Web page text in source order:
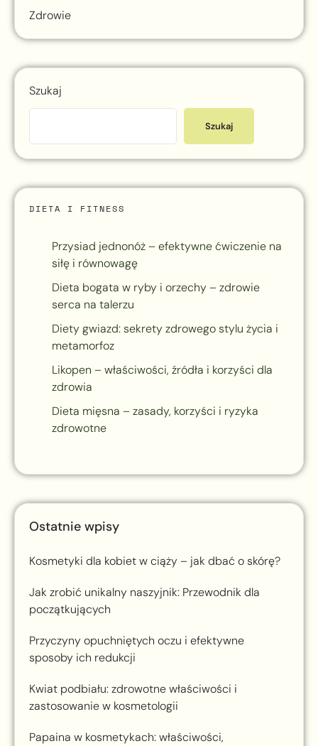
Zdrowie
Szukaj
Szukaj
DIETA I FITNESS
Przysiad jednonóż – efektywne ćwiczenie na
siłę i równowagę
Dieta bogata w ryby i orzechy – zdrowie
serca na talerzu
Diety gwiazd: sekrety zdrowego stylu życia i
metamorfoz
Likopen – właściwości, źródła i korzyści dla
zdrowia
Dieta mięsna – zasady, korzyści i ryzyka
zdrowotne
Ostatnie wpisy
Kosmetyki dla kobiet w ciąży – jak dbać o skórę?
Jak zrobić unikalny naszyjnik: Przewodnik dla
początkujących
Przyczyny opuchniętych oczu i efektywne
sposoby ich redukcji
Kwiat podbiału: zdrowotne właściwości i
zastosowanie w kosmetologii
Papaina w kosmetykach: właściwości,